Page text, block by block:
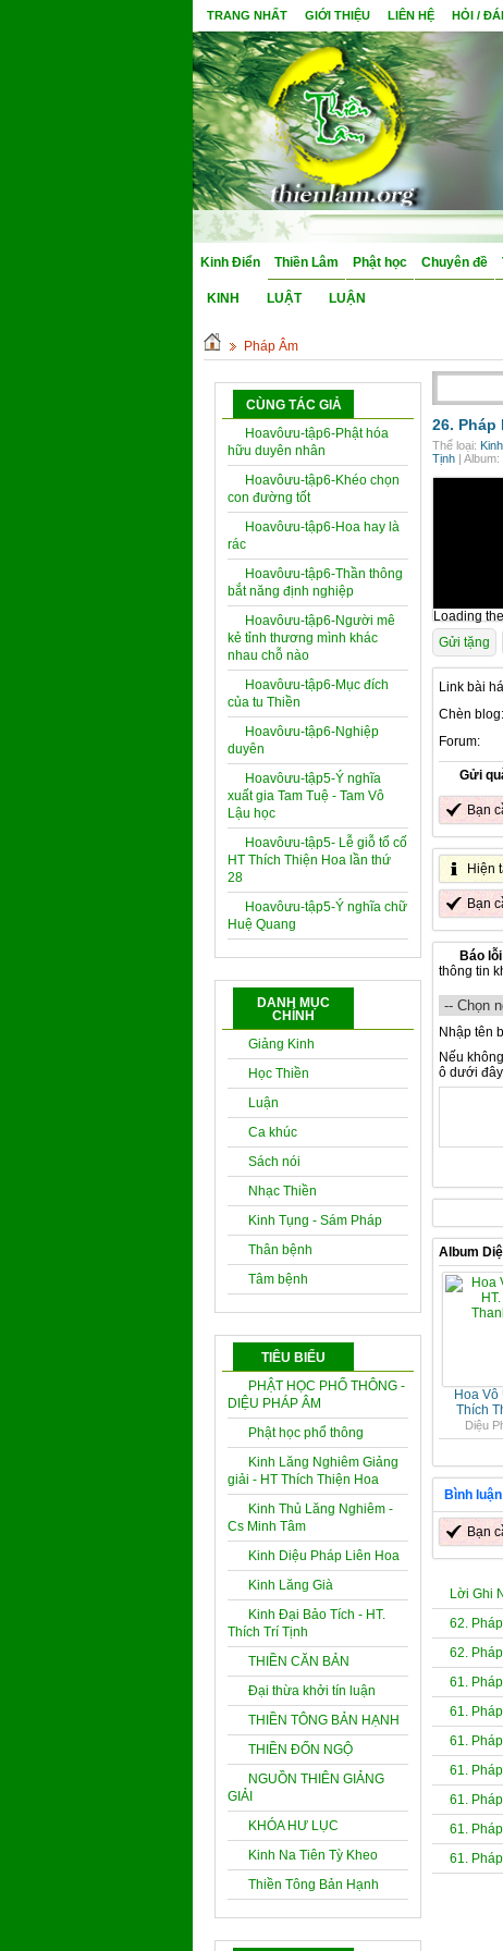
TRANG NHẤT GIỚI THIỆU LIÊN HỆ HỎI /
Kinh Điển
KINH LUẬT LUẬN
Thiền Lâm Phật học Chuyên đề
Pháp Âm
CÙNG TÁC GIẢ
Hoavôưu-tập6-Phật hóa
hữu duyên nhân
Hoavôưu-tập6-Khéo chọn
con đường tốt
Hoavôưu-tập6-Hoa hay là
rác
Hoavôưu-tập6-Thần thông
bắt năng định nghiệp
Hoavôưu-tập6-Người mê
kẻ tỉnh thương mình khác
nhau chỗ nào
Hoavôưu-tập6-Mục đích
của tu Thiền
Hoavôưu-tập6-Nghiệp
duyên
Hoavôưu-tập5-Ý nghĩa
xuất gia Tam Tuệ - Tam Vô
Lậu học
Hoavôưu-tập5- Lễ giỗ tổ cố
HT Thích Thiện Hoa lần thứ
28
Hoavôưu-tập5-Ý nghĩa chữ
Huệ Quang
DANH MỤC
CHÍNH
Giảng Kinh
Học Thiền
Luận
Ca khúc
Sách nói
Nhạc Thiền
Kinh Tụng - Sám Pháp
Thân bệnh
Tâm bệnh
TIÊU BIỂU
PHẬT HỌC PHỔ THÔNG -
DIỆU PHÁP ÂM
Phật học phổ thông
Kinh Lăng Nghiêm Giảng
giải - HT Thích Thiện Hoa
Kinh Thủ Lăng Nghiêm -
Cs Minh Tâm
Kinh Diệu Pháp Liên Hoa
Kinh Lăng Già
Kinh Đại Bảo Tích - HT.
Thích Trí Tịnh
THIỀN CĂN BẢN
Đại thừa khởi tín luận
THIỀN TÔNG BẢN HẠNH
THIỀN ĐỐN NGỘ
NGUỒN THIÊN GIẢNG
GIẢI
KHÓA HƯ LỤC
Kinh Na Tiên Tỳ Kheo
Thiền Tông Bản Hạnh
26. Pháp
Thể loại:
Tịnh | Album:
Loading
Gửi tặng
Link bài
Chèn blog:
Forum:
Gửi
Bạn
Hiện
Bạn
Báo lỗi
thông tin
Nhập tên
Nếu
ô dưới
Album
Hoa Vô
Thích
Diệu
Bình luận
Bạn
Lời Ghi
62.
62.
61.
61.
61.
61.
61.
61.
61.